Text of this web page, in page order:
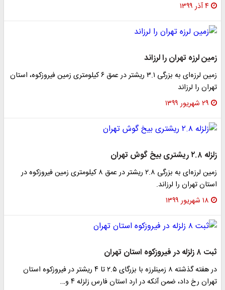
۴ آذر ۱۳۹۹
زمین لرزه‌ تهران را لرزاند
زمین لرزه‌ای به بزرگی ۳.۱ ریشتر در عمق ۶ کیلومتری زمین فیروزکوه، استان
تهران را لرزاند
۲۹ شهریور ۱۳۹۹
زلزله ۲.۸ ریشتری بیخ گوش تهران
زمین لرزه‌ای به بزرگی ۲.۸ ریشتر در عمق ۸ کیلومتری زمین فیروزکوه در
استان تهران را لرزاند.
۱۸ شهریور ۱۳۹۹
ثبت ۸ زلزله در فیروزکوه استان تهران
در هفته گذشته ۸ زمینلرزه با بزرگای ۲.۵ تا ۴ ریشتر در فیروزکوه استان
تهران رخ داد، ضمن آنکه در ارد استان فارس زلزله ۴ و…